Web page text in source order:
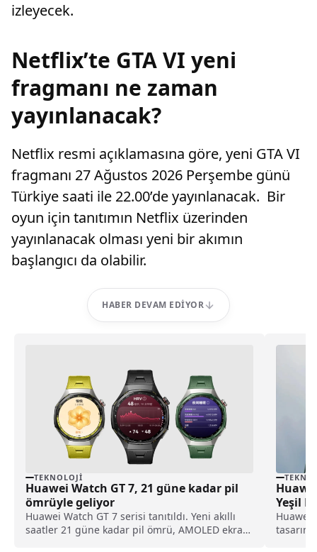
izleyecek.
Netflix’te GTA VI yeni
fragmanı ne zaman
yayınlanacak?
Netflix resmi açıklamasına göre, yeni GTA VI
fragmanı 27 Ağustos 2026 Perşembe günü
Türkiye saati ile 22.00’de yayınlanacak. Bir
oyun için tanıtımın Netflix üzerinden
yayınlanacak olması yeni bir akımın
başlangıcı da olabilir.
HABER DEVAM EDIYOR
TEKNOLOJI
Huawei Watch GT 7, 21 güne kadar pil
ömrüyle geliyor
Huawei Watch GT 7 serisi tanıtıldı. Yeni akıllı
saatler 21 güne kadar pil ömrü, AMOLED ekran,
Yeşil
tasarım